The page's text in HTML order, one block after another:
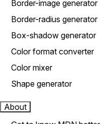
Border-image generator
Border-radius generator
Box-shadow generator
Color format converter
Color mixer
Shape generator
About